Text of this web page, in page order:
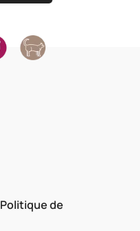
Politique de